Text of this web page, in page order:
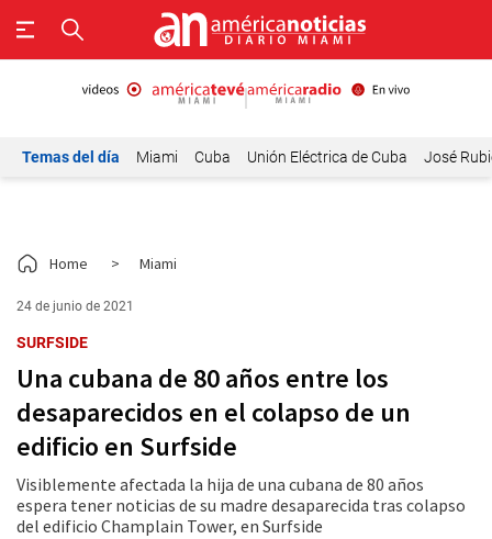
Temas del día Miami Cuba Unión Eléctrica de Cuba José
Home > Miami
24 de junio de 2021
SURFSIDE
Una cubana de 80 años entre los
desaparecidos en el colapso de un
edificio en Surfside
Visiblemente afectada la hija de una cubana de 80 años
espera tener noticias de su madre desaparecida tras colapso
del edificio Champlain Tower, en Surfside